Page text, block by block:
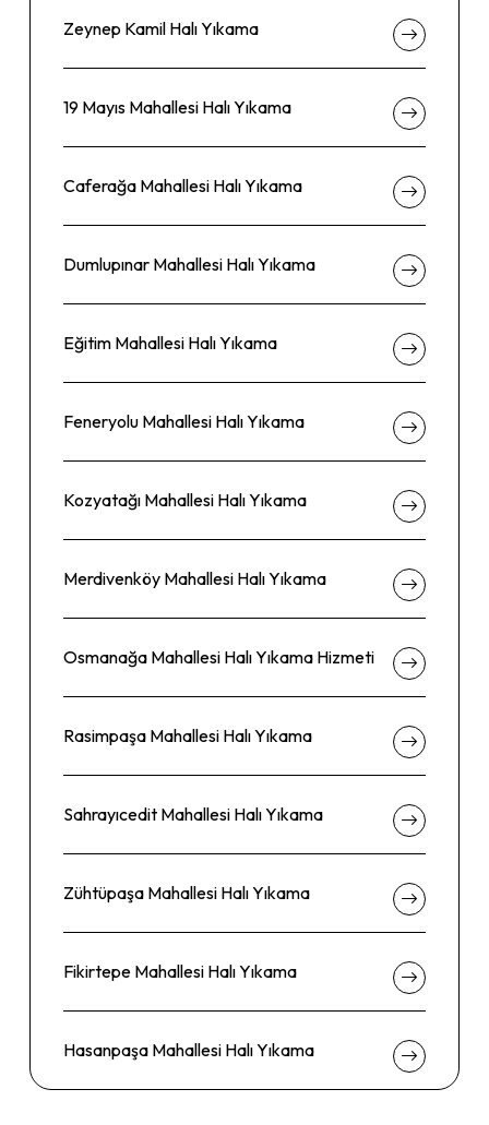
Zeynep Kamil Halı Yıkama
19 Mayıs Mahallesi Halı Yıkama
Caferağa Mahallesi Halı Yıkama
Dumlupınar Mahallesi Halı Yıkama
Eğitim Mahallesi Halı Yıkama
Feneryolu Mahallesi Halı Yıkama
Kozyatağı Mahallesi Halı Yıkama
Merdivenköy Mahallesi Halı Yıkama
Osmanağa Mahallesi Halı Yıkama Hizmeti
Rasimpaşa Mahallesi Halı Yıkama
Sahrayıcedit Mahallesi Halı Yıkama
Zühtüpaşa Mahallesi Halı Yıkama
Fikirtepe Mahallesi Halı Yıkama
Hasanpaşa Mahallesi Halı Yıkama